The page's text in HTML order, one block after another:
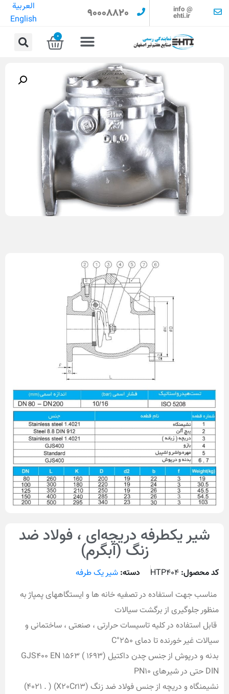
info @
ehti.ir
90008820
العربية
English
0
شیر یکطرفه دریچه‌ای ، فولاد ضد
زنگ (آبگرم)
کد محصول: HTP404 دسته: شیر یک طرفه
مناسب جهت استفاده در تصفیه خانه ها و ایستگاههای پمپاژ به
منظور جلوگیری از برگشت سیالات
قابل استفاده در کلیه تاسیسات حرارتی ، صنعتی ، ساختمانی و
سیالات غیر خورنده تا دمای 250°C
بدنه و درپوش از جنس چدن داکتیل (1693 GJS400 EN 1563 (
DIN حتی در شیرهای PN10
نشیمنگاه و دریچه از جنس فولاد ضد زنگ (X20Cr13) ( . 4021)